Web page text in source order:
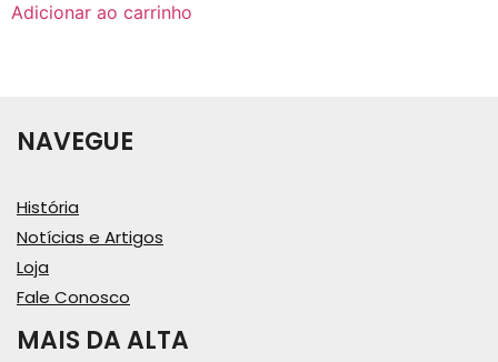
Adicionar ao carrinho
NAVEGUE
História
Notícias e Artigos
Loja
Fale Conosco
MAIS DA ALTA